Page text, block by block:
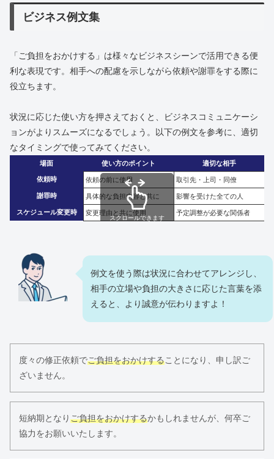
ビジネス例文集
「ご負担をおかけする」は様々なビジネスシーンで活用できる便
利な表現です。相手への配慮を示しながら依頼や謝罪をする際に
役立ちます。
状況に応じた使い方を押さえておくと、ビジネスコミュニケーシ
ョンがよりスムーズになるでしょう。以下の例文を参考に、適切
なタイミングで使ってみてください。
場面 使い方のポイント 適切な相手
依頼時 依頼の前に使用 取引先・上司・同僚
謝罪時 具体的な負担内容と共に 影響を受けた全ての人
スケジュール変更時 変更理由と共に使用 予定調整が必要な関係者
スクロールできます
例文を使う際は状況に合わせてアレンジし、
相手の立場や負担の大きさに応じた言葉を添
えると、より誠意が伝わりますよ！
度々の修正依頼でご負担をおかけすることになり、申し訳ご
ざいません。
短納期となりご負担をおかけするかもしれませんが、何卒ご
協力をお願いいたします。